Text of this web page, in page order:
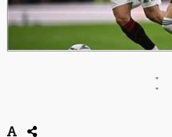
"
"